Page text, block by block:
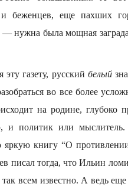
беженцев, еще пахших
— нужна была мощная
газету, русский белый
во все более
на родине, глубоко
политик или мыслитель.
яркую книгу “О
писал тогда, что Ильин
всем известно. А ведь